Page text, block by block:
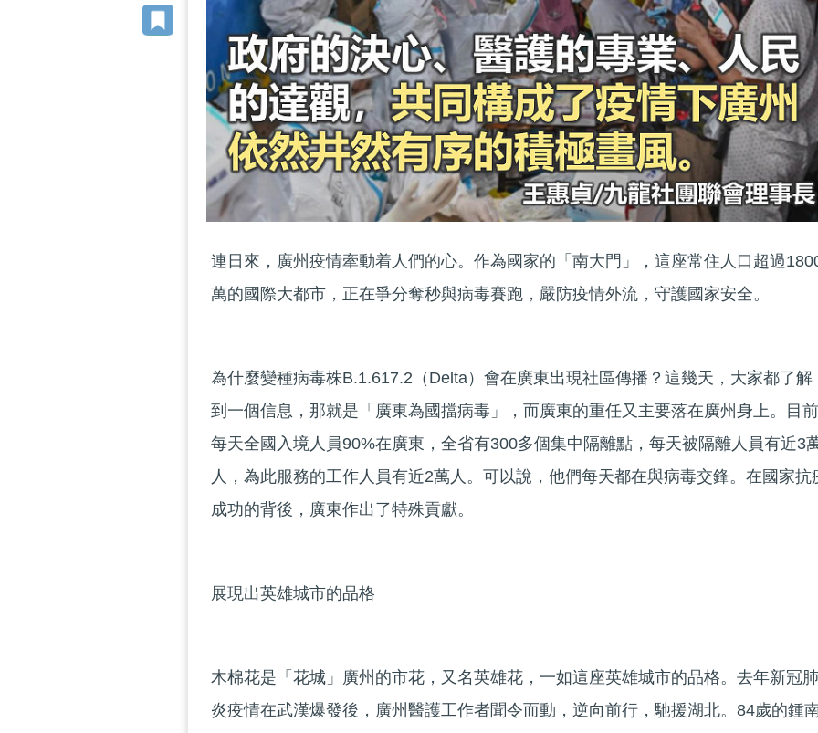
連日來，廣州疫情牽動着人們的心。作為國家的「南大門」，這座常住人口超過
萬的國際大都市，正在爭分奪秒與病毒賽跑，嚴防疫情外流，守護國家安全。
為什麼變種病毒株B.1.617.2（Delta）會在廣東出現社區傳播？這幾天，大家都了解
到一個信息，那就是「廣東為國擋病毒」，而廣東的重任又主要落在廣州身上。目前
每天全國入境人員90%在廣東，全省有300多個集中隔離點，每天被隔離人員有近3
人，為此服務的工作人員有近2萬人。可以說，他們每天都在與病毒交鋒。在國家抗
成功的背後，廣東作出了特殊貢獻。
展現出英雄城市的品格
木棉花是「花城」廣州的市花，又名英雄花，一如這座英雄城市的品格。去年新冠肺
炎疫情在武漢爆發後，廣州醫護工作者聞令而動，逆向前行，馳援湖北。84歲的鍾